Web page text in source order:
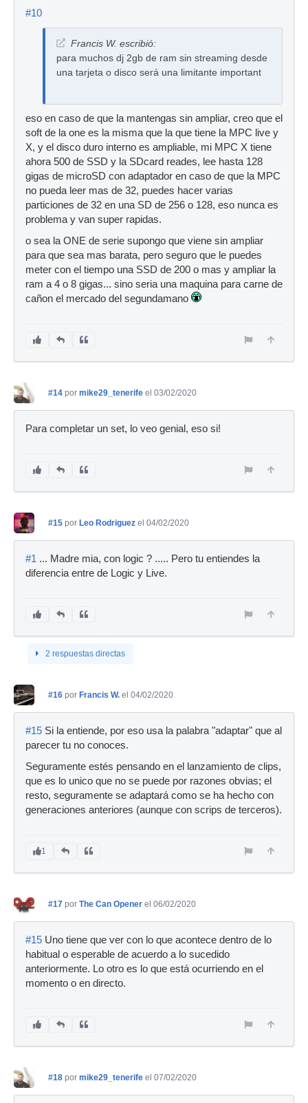
#10
Francis W. escribió:
para muchos dj 2gb de ram sin streaming desde
una tarjeta o disco será una limitante important
eso en caso de que la mantengas sin ampliar, creo que el
soft de la one es la misma que la que tiene la MPC live y
X, y el disco duro interno es ampliable, mi MPC X tiene
ahora 500 de SSD y la SDcard reades, lee hasta 128
gigas de microSD con adaptador en caso de que la MPC
no pueda leer mas de 32, puedes hacer varias
particiones de 32 en una SD de 256 o 128, eso nunca es
problema y van super rapidas.
o sea la ONE de serie supongo que viene sin ampliar
para que sea mas barata, pero seguro que le puedes
meter con el tiempo una SSD de 200 o mas y ampliar la
ram a 4 o 8 gigas... sino seria una maquina para carne de
cañon el mercado del segundamano
#14 por mike29_tenerife el 03/02/2020
Para completar un set, lo veo genial, eso si!
#15 por Leo Rodriguez el 04/02/2020
#1 ... Madre mia, con logic ? ..... Pero tu entiendes la
diferencia entre de Logic y Live.
2 respuestas directas
#16 por Francis W. el 04/02/2020
#15 Si la entiende, por eso usa la palabra "adaptar" que al
parecer tu no conoces.
Seguramente estés pensando en el lanzamiento de clips,
que es lo unico que no se puede por razones obvias; el
resto, seguramente se adaptará como se ha hecho con
generaciones anteriores (aunque con scrips de terceros).
1
#17 por The Can Opener el 06/02/2020
#15 Uno tiene que ver con lo que acontece dentro de lo
habitual o esperable de acuerdo a lo sucedido
anteriormente. Lo otro es lo que está ocurriendo en el
momento o en directo.
#18 por mike29_tenerife el 07/02/2020